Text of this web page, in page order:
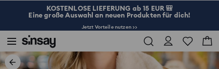
KOSTENLOSE LIEFERUNG ab 15 EUR 🎒
Eine große Auswahl an neuen Produkten für dich!
Jetzt Vorteile nutzen >>